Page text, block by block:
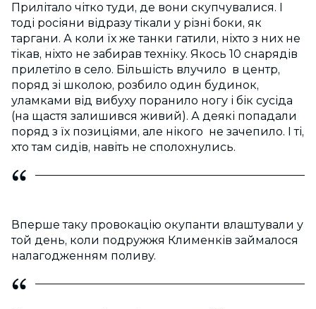
Прилітало чітко туди, де вони скупчувалися. І
тоді росіяни відразу тікали у різні боки, як
таргани. А коли їх же танки гатили, ніхто з них не
тікав, ніхто не забирав техніку. Якось 10 снарядів
прилетіло в село. Більшість влучило в центр,
поряд зі школою, розбило один будинок,
уламками від вибуху поранило ногу і бік сусіда
(на щастя залишився живий). А деякі попадали
поряд з їх позиціями, але нікого не зачепило. І ті,
хто там сидів, навіть не сполохнулись.
Вперше таку провокацію окупанти влаштували у
той день, коли подружжя Клименків займалося
налагодженням поливу.